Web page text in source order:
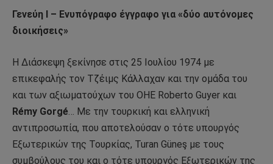
Γενεύη Ι – Ενυπόγραφο έγγραφο για «δύο αυτόνομες
διοικήσεις»
Η Διάσκεψη ξεκίνησε στις 25 Ιουλίου 1974 με
επικεφαλής τον Τζέιμς Κάλλαχαν και την ομάδα του
και των αξιωματούχων του ΟΗΕ Roberto Guyer και
Rémy Gorgé … Με την τουρκική και ελληνική
αντιπροσωπία, που αποτελούσαν ο τότε υπουργός
Εξωτερικών της Τουρκίας, Turan Güneş με τους
συμβούλους του και ο τότε υπουργός Εξωτερικών της